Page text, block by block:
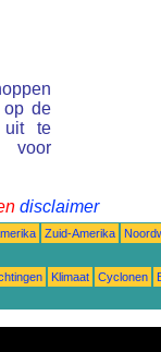
op de
uit te
voor
disclaimer
Zuid-Amerika
Klimaat Cyclonen